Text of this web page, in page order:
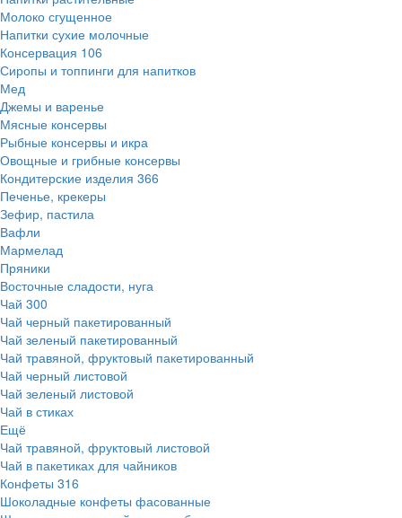
Молоко сгущенное
Напитки сухие молочные
Консервация 106
Сиропы и топпинги для напитков
Мед
Джемы и варенье
Мясные консервы
Рыбные консервы и икра
Овощные и грибные консервы
Кондитерские изделия 366
Печенье, крекеры
Зефир, пастила
Вафли
Мармелад
Пряники
Восточные сладости, нуга
Чай 300
Чай черный пакетированный
Чай зеленый пакетированный
Чай травяной, фруктовый пакетированный
Чай черный листовой
Чай зеленый листовой
Чай в стиках
Ещё
Чай травяной, фруктовый листовой
Чай в пакетиках для чайников
Конфеты 316
Шоколадные конфеты фасованные